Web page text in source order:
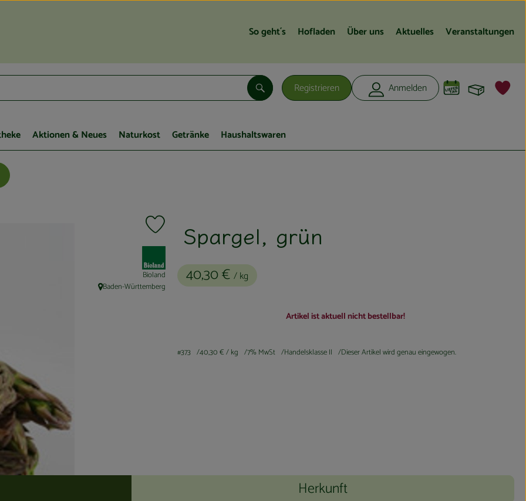
So geht´s Hofladen Über uns Aktuelles Veranstaltungen
Registrieren Anmelden
Suchen
Aktionen & Neues Naturkost Getränke Haushaltswaren
Spargel, grün
40,30 € / kg
Produkt zu Favouriten hinzufügen
Bioland
, Herkunft:
Baden-Württemberg
Artikel ist aktuell nicht bestellbar!
#373 40,30 €/ kg 7% MwSt Handelsklasse II Dieser Artikel wird genau eingewogen.
Herkunft